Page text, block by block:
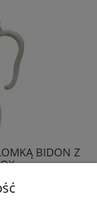
BIDON Z